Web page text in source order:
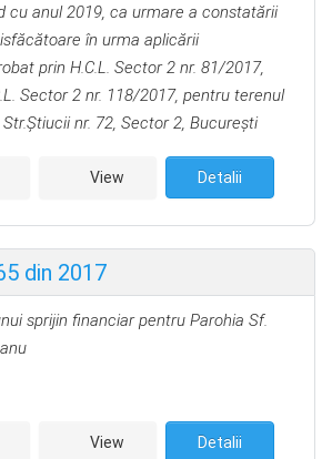
cu anul 2019, ca urmare a constatării
în urma aplicării
prin H.C.L. Sector 2 nr. 81/2017,
Sector 2 nr. 118/2017, pentru terenul
nr. 72, Sector 2, Bucureşti
View Detalii
din 2017
sprijin financiar pentru Parohia Sf.
View Detalii